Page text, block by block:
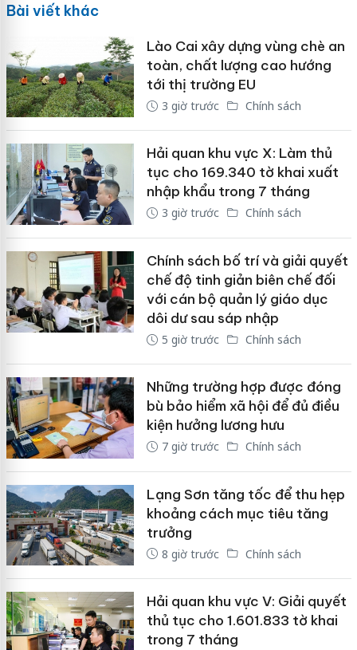
Bài viết khác
Lào Cai xây dựng vùng chè an
toàn, chất lượng cao hướng
tới thị trường EU
3 giờ trước Chính sách
Hải quan khu vực X: Làm thủ
tục cho 169.340 tờ khai xuất
nhập khẩu trong 7 tháng
3 giờ trước Chính sách
Chính sách bố trí và giải quyết
chế độ tinh giản biên chế đối
với cán bộ quản lý giáo dục
dôi dư sau sáp nhập
5 giờ trước Chính sách
Những trường hợp được đóng
bù bảo hiểm xã hội để đủ điều
kiện hưởng lương hưu
7 giờ trước Chính sách
Lạng Sơn tăng tốc để thu hẹp
khoảng cách mục tiêu tăng
trưởng
8 giờ trước Chính sách
Hải quan khu vực V: Giải quyết
thủ tục cho 1.601.833 tờ khai
trong 7 tháng